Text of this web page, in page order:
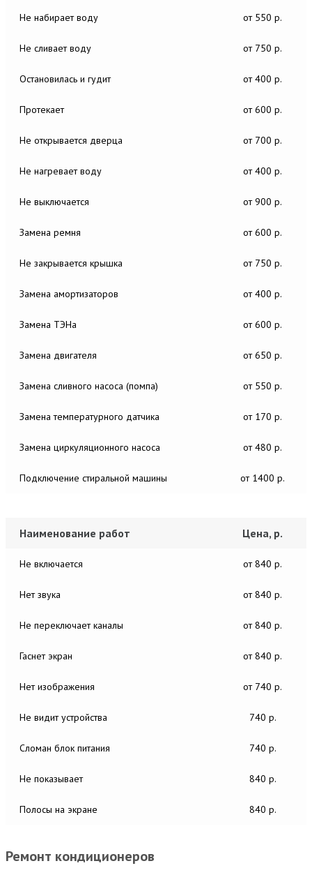
Не набирает воду от 550 р.
Не сливает воду от 750 р.
Остановилась и гудит от 400 р.
Протекает от 600 р.
Не открывается дверца от 700 р.
Не нагревает воду от 400 р.
Не выключается от 900 р.
Замена ремня от 600 р.
Не закрывается крышка от 750 р.
Замена амортизаторов от 400 р.
Замена ТЭНа от 600 р.
Замена двигателя от 650 р.
Замена сливного насоса (помпа) от 550 р.
Замена температурного датчика от 170 р.
Замена циркуляционного насоса от 480 р.
Подключение стиральной машины от 1400 р.
Наименование работ Цена, р.
Не включается от 840 р.
Нет звука от 840 р.
Не переключает каналы от 840 р.
Гаснет экран от 840 р.
Нет изображения от 740 р.
Не видит устройства 740 р.
Сломан блок питания 740 р.
Не показывает 840 р.
Полосы на экране 840 р.
Ремонт кондиционеров